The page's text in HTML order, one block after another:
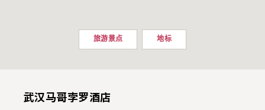
旅游景点 地标
武汉马哥孛罗酒店